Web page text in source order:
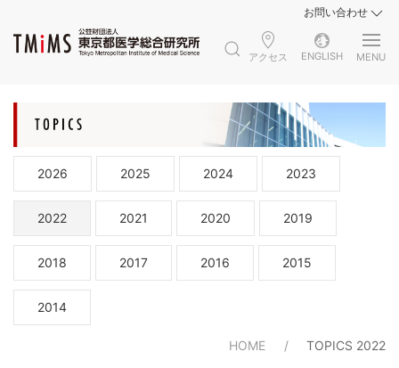
お問い合わせ
アクセス ENGLISH MENU
2026 2025 2024 2023
2022 2021 2020 2019
2018 2017 2016 2015
2014
HOME TOPICS 2022